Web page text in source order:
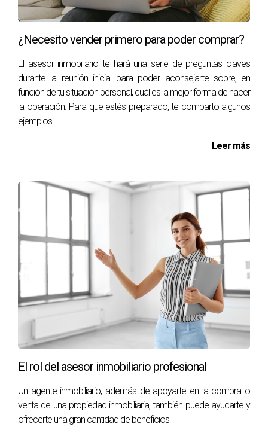
¿Necesito vender primero para poder comprar?
El asesor inmobiliario te hará una serie de preguntas claves
durante la reunión inicial para poder aconsejarte sobre, en
función de tu situación personal, cuál es la mejor forma de hacer
la operación. Para que estés preparado, te comparto algunos
ejemplos
Leer más
El rol del asesor inmobiliario profesional
Un agente inmobiliario, además de apoyarte en la compra o
venta de una propiedad inmobiliaria, también puede ayudarte y
ofrecerte una gran cantidad de beneficios